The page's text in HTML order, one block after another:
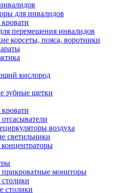
для инвалидов
перемещения инвалидов
корсеты, пояса, воротники
кислород
зубные щетки
воздуха
светильники
мониторы
столики